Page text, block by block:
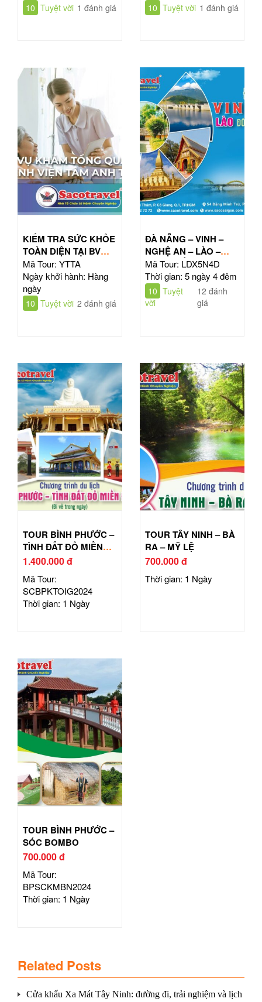
10 Tuyệt vời 1 đánh giá 10 Tuyệt vời 1 đánh giá
KIỂM TRA SỨC KHỎE
TOÀN DIỆN TẠI BV
TÂM ANH HỒ CHÍ
MINH
Mã Tour: YTTA
Ngày khởi hành: Hàng
ngày
10 Tuyệt vời 2 đánh giá
ĐÀ NẴNG – VINH –
NGHỆ AN – LÀO –
ĐÔNG BẮC THÁI LAN
| TOUR 5N4Đ
Mã Tour: LDX5N4D
Thời gian: 5 ngày 4 đêm
10 Tuyệt
vời
12 đánh
giá
TOUR BÌNH PHƯỚC –
TÌNH ĐẤT ĐỎ MIỀN
ĐÔNG
1.400.000 đ
Mã Tour:
SCBPKTOIG2024
Thời gian: 1 Ngày
TOUR TÂY NINH – BÀ
RA – MỸ LỆ
700.000 đ
Thời gian: 1 Ngày
TOUR BÌNH PHƯỚC –
SÓC BOMBO
700.000 đ
Mã Tour:
BPSCKMBN2024
Thời gian: 1 Ngày
Related Posts
Cửa khẩu Xa Mát Tây Ninh: đường đi, trải nghiệm và lịch